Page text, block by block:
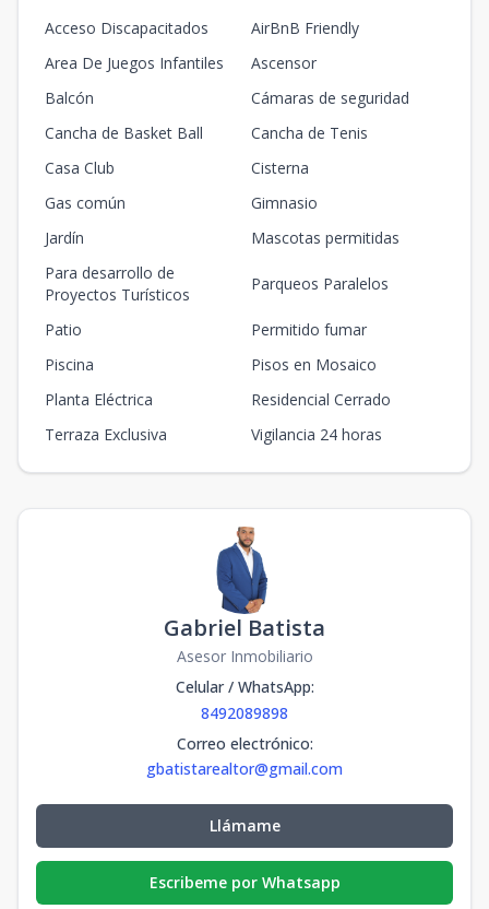
Acceso Discapacitados
AirBnB Friendly
Area De Juegos Infantiles
Ascensor
Balcón
Cámaras de seguridad
Cancha de Basket Ball
Cancha de Tenis
Casa Club
Cisterna
Gas común
Gimnasio
Jardín
Mascotas permitidas
Para desarrollo de
Proyectos Turísticos
Parqueos Paralelos
Patio
Permitido fumar
Piscina
Pisos en Mosaico
Planta Eléctrica
Residencial Cerrado
Terraza Exclusiva
Vigilancia 24 horas
Gabriel Batista
Asesor Inmobiliario
Celular / WhatsApp:
8492089898
Correo electrónico:
gbatistarealtor@gmail.com
Llámame
Escribeme por Whatsapp